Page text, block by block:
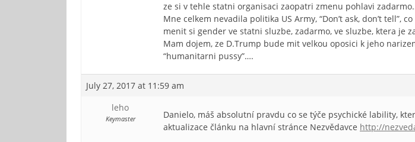
ze si v tehle statni organisaci zaopatri zmenu pohlavi
Mne celkem nevadila politika US Army, “Don’t ask, don’t tell”,
menit si gender ve statni sluzbe, zadarmo, ve sluzbe, ktera
Mam dojem, ze D.Trump bude mit velkou oposici k jeho
“humanitarni pussy”….
July 27, 2017 at 11:59 am
leho
Keymaster
Danielo, máš absolutní pravdu co se týče psychické lability,
aktualizace článku na hlavní stránce Nezvědavce http://